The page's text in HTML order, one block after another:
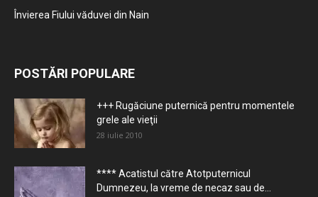
Învierea Fiului văduvei din Nain
POSTĂRI POPULARE
+++ Rugăciune puternică pentru momentele
grele ale vieţii
28 iulie 2010
**** Acatistul către Atotputernicul
Dumnezeu, la vreme de necaz sau de...